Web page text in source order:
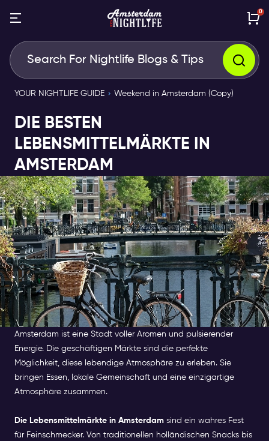
0
YOUR NIGHTLIFE GUIDE Weekend in Amsterdam (Copy)
DIE BESTEN
LEBENSMITTELMÄRKTE IN
AMSTERDAM
Amsterdam ist eine Stadt voller Aromen und pulsierender
Energie. Die geschäftigen Märkte sind die perfekte
Möglichkeit, diese lebendige Atmosphäre zu erleben. Sie
bringen Essen, lokale Gemeinschaft und eine einzigartige
Atmosphäre zusammen.
Die Lebensmittelmärkte in Amsterdam sind ein wahres Fest
für Feinschmecker. Von traditionellen holländischen Snacks bis